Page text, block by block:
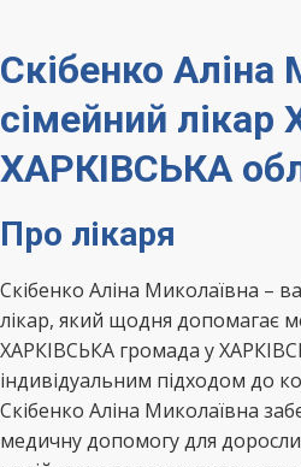
Скібенко Аліна
сімейний лікар
ХАРКІВСЬКА
Про лікаря
Скібенко Аліна Миколаївна –
лікар, який щодня допомагає
ХАРКІВСЬКА громада у
індивідуальним підходом до
Скібенко Аліна Миколаївна
медичну допомогу для